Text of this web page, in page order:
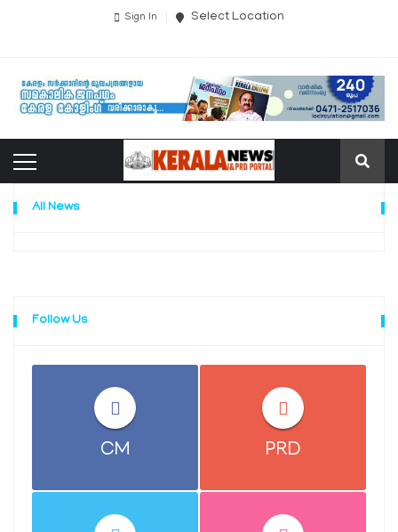
Sign In Select Location
All News
Follow Us
CM PRD